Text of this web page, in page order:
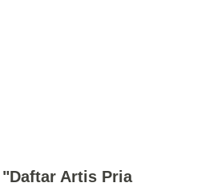
Artis Pria